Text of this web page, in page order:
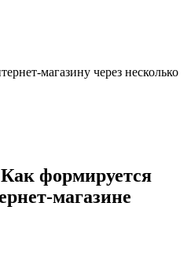
магазину через несколько
Как формируется
магазине